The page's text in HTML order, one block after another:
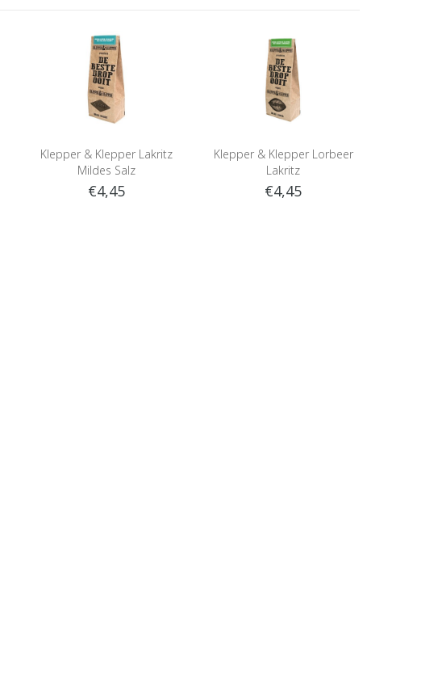
Klepper & Klepper Lakritz
Mildes Salz
€4,45
Klepper & Klepper Lorbeer
Lakritz
€4,45